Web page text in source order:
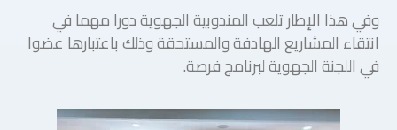
وفي هذا الإطار تلعب المندوبية الجهوية دورا مهما في
انتقاء المشاريع الهادفة والمستحقة وذلك باعتبارها عضوا
في اللجنة الجهوية لبرنامج فرصة.